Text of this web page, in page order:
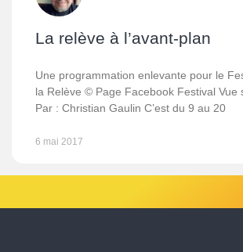
La relève à l’avant-plan
Une programmation enlevante pour le
la Relève © Page Facebook Festival Vue
Par : Christian Gaulin C’est du 9 au 20
6 mai 2017